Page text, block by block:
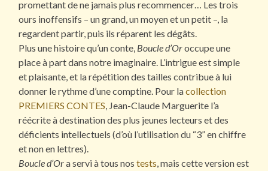
promettant de ne jamais plus recommencer… Les trois
ours inoffensifs – un grand, un moyen et un petit –, la
regardent partir, puis ils réparent les dégâts.
Plus une histoire qu’un conte, Boucle d’Oroccupe une
place à part dans notre imaginaire. L’intrigue est simple
et plaisante, et la répétition des tailles contribue à lui
donner le rythme d’une comptine. Pour lacollection
PREMIERS CONTES, Jean-Claude Marguerite l’a
réécrite à destination des plus jeunes lecteurs et des
déficients intellectuels (d’où l’utilisation du “3” en chiffre
et non en lettres).
Boucle d’Ora servi à tous nostests, mais cette version est